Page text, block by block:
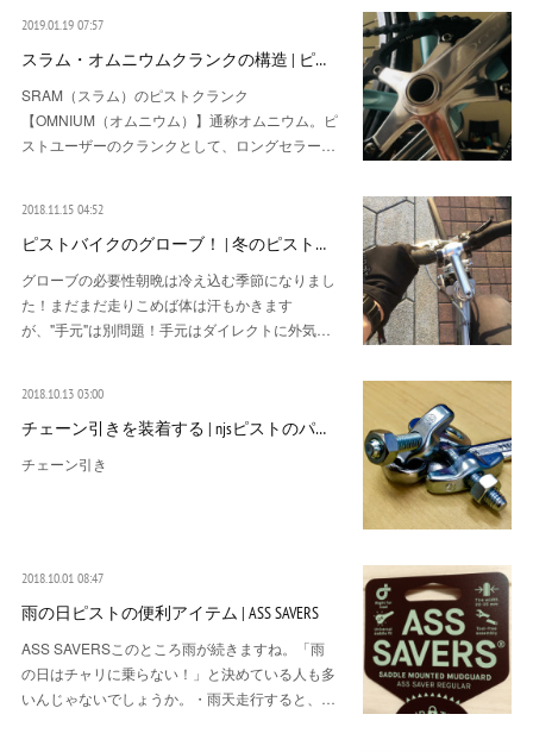
2019.01.19 07:57
スラム・オムニウムクランクの構造 | ピ…
SRAM（スラム）のピストクランク
【OMNIUM（オムニウム）】通称オムニウム。ピ
ストユーザーのクランクとして、ロングセラー…
2018.11.15 04:52
ピストバイクのグローブ！ | 冬のピスト…
グローブの必要性朝晩は冷え込む季節になりまし
た！まだまだ走りこめば体は汗もかきます
が、"手元"は別問題！手元はダイレクトに外気…
2018.10.13 03:00
チェーン引きを装着する | njsピストのパ…
チェーン引き
2018.10.01 08:47
雨の日ピストの便利アイテム | ASS SAVERS
ASS SAVERSこのところ雨が続きますね。「雨
の日はチャリに乗らない！」と決めている人も多
いんじゃないでしょうか。・雨天走行すると、…